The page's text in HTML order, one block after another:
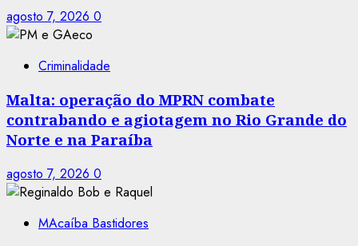
agosto 7, 2026 0
Criminalidade
Malta: operação do MPRN combate
contrabando e agiotagem no Rio Grande do
Norte e na Paraíba
agosto 7, 2026 0
MAcaíba Bastidores